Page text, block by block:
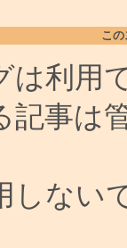
こ
は利用
記事は
しない